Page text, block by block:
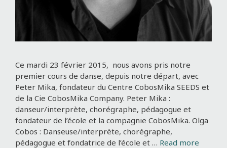
Ce mardi 23 février 2015, nous avons pris notre
premier cours de danse, depuis notre départ, avec
Peter Mika, fondateur du Centre CobosMika SEEDS et
de la Cie CobosMika Company. Peter Mika :
danseur/interprète, chorégraphe, pédagogue et
fondateur de l’école et la compagnie CobosMika. Olga
Cobos : Danseuse/interprète, chorégraphe,
pédagogue et fondatrice de l’école et … Read more